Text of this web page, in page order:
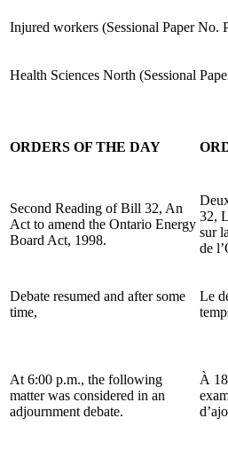
Injured workers (Sessional Paper No.
Health Sciences North (Sessional
ORDERS OF THE DAY
Second Reading of Bill 32, An
Act to amend the Ontario Energy
Board Act, 1998.
32,
sur
de
Debate resumed and after some
time,
Le
At 6:00 p.m., the following
matter was considered in an
adjournment debate.
À